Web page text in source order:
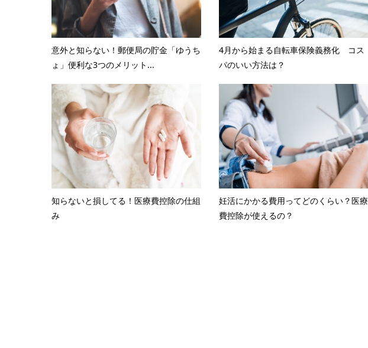
意外と知らない！郵便局の貯金「ゆうち
ょ」便利な3つのメリット...
4月から始まる自転車保険義務化 コス
パのいい方法は？
知らないと損してる！医療費控除の仕組
み
妊活にかかる費用ってどのくらい？医療
費控除が使えるの？